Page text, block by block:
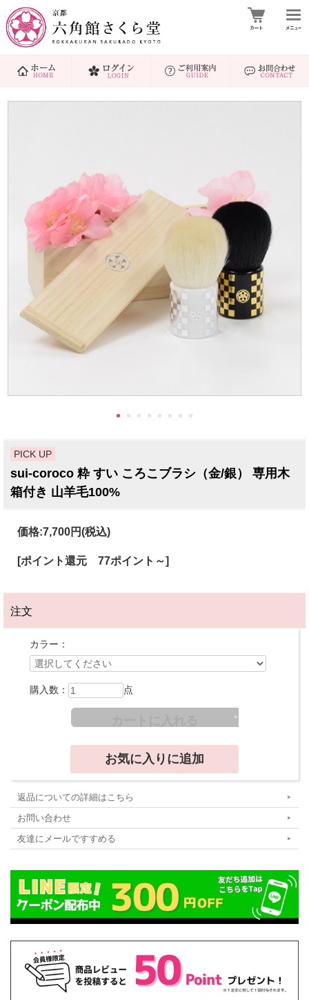
PICK UP
sui-coroco 粋 すい ころこブラシ（金/銀） 専用木
箱付き 山羊毛100%
価格:7,700円(税込)
[ポイント還元 77ポイント～]
注文
カラー：
購入数： 点
返品についての詳細はこちら
お問い合わせ
友達にメールですすめる